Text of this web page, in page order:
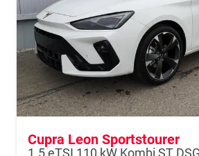
Cupra Leon Sportstourer